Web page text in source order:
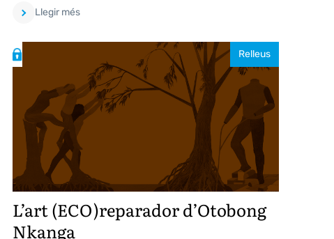
Llegir més
Relleus
L’art (ECO)reparador d’Otobong
Nkanga